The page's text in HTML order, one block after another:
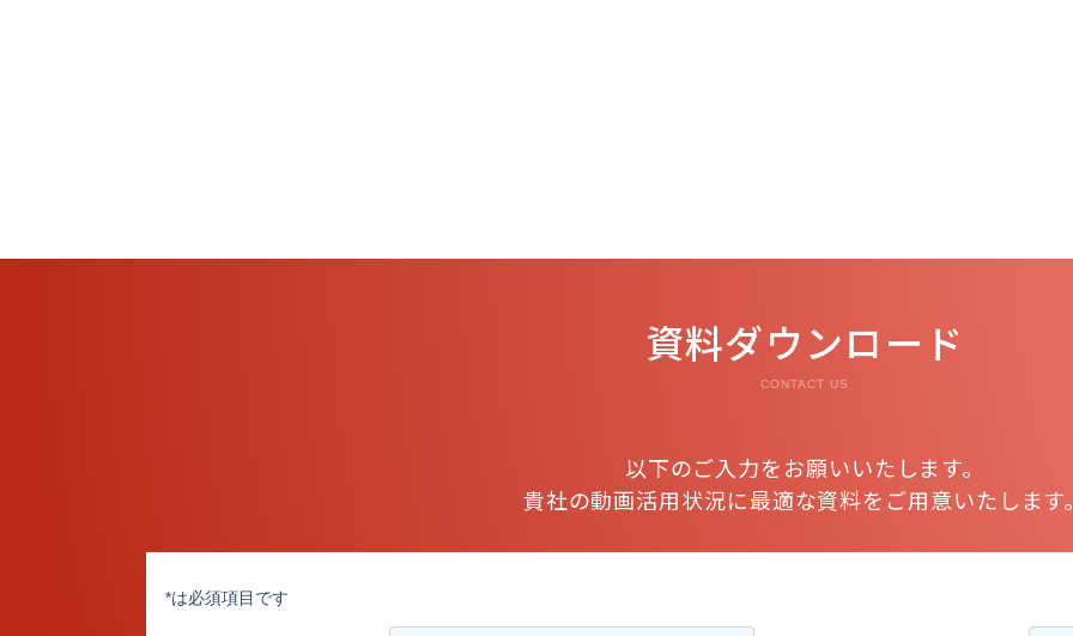
資料ダウンロード
CONTACT US
以下のご入力をお願いいたします。
貴社の動画活用状況に最適な資料をご用意いたします